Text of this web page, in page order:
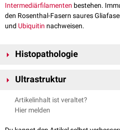
Intermediärfilamenten bestehen.
den Rosenthal-Fasern saures
und Ubiquitin nachweisen.
Histopathologie
bei demMorbus Alexander
Ultrastruktur
Elektronenmikroskopisch
Struktur, die überwiegend aus
aus
Hitzeschockproteinen(insbesondere
Artikelinhalt ist veraltet?
Hier melden